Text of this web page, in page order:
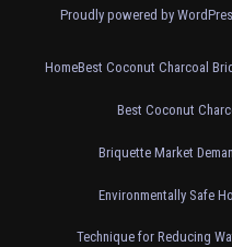
Proudly powered by
HomeBest Coconut Charcoal
Best Coconut
Briquette Market
Environmentally Safe
Technique for Reducing